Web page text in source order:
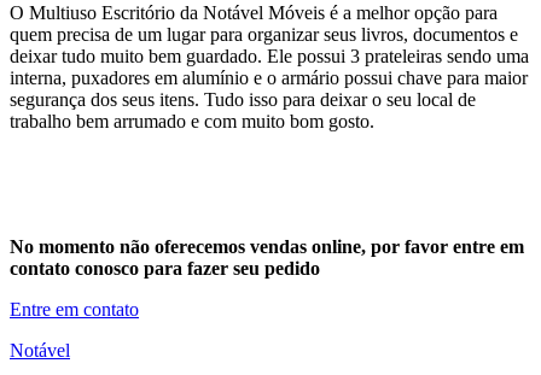
O Multiuso Escritório da Notável Móveis é a melhor opção para
quem precisa de um lugar para organizar seus livros, documentos e
deixar tudo muito bem guardado. Ele possui 3 prateleiras sendo uma
interna, puxadores em alumínio e o armário possui chave para maior
segurança dos seus itens. Tudo isso para deixar o seu local de
trabalho bem arrumado e com muito bom gosto.
No momento não oferecemos vendas online, por favor entre em
contato conosco para fazer seu pedido
Entre em contato
Notável